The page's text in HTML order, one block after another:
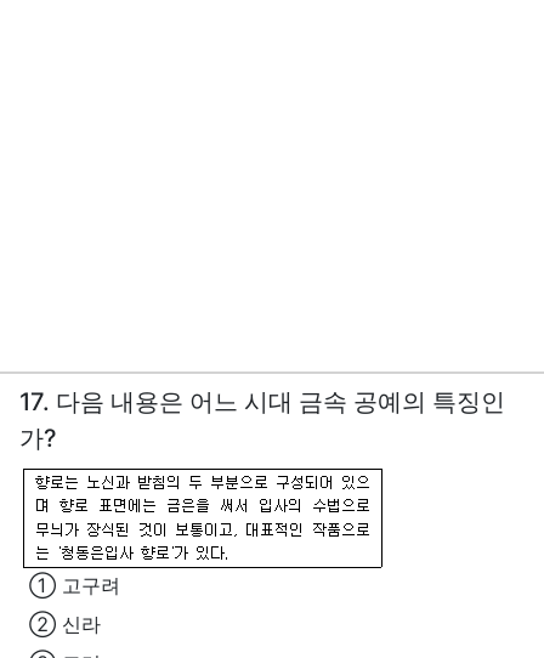
17. 다음 내용은 어느 시대 금속 공예의 특징인
가?
① 고구려
② 신라